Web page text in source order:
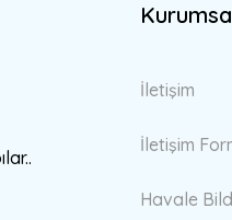
İletişim
İletişim
Havale